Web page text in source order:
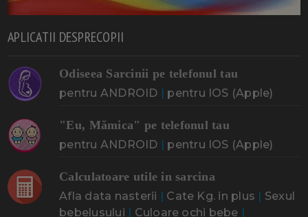
APLICATII DESPRECOPII
Odiseea Sarcinii pe telefonul tau
pentru ANDROID pentru IOS (Apple)
"Eu, Mămica" pe telefonul tau
pentru ANDROID pentru IOS (Apple)
Calculatoare utile in sarcina
Afla data nasterii Cate Kg. in plus
Sexul
bebelusului
Culoare ochi bebe